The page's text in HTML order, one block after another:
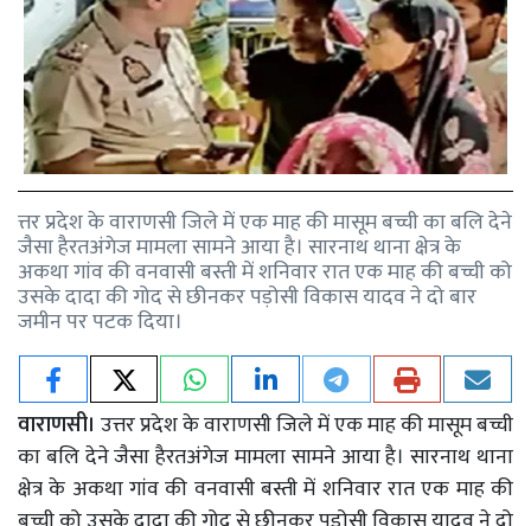
त्तर प्रदेश के वाराणसी जिले में एक माह की मासूम बच्ची का बलि देने
जैसा हैरतअंगेज मामला सामने आया है। सारनाथ थाना क्षेत्र के
अकथा गांव की वनवासी बस्ती में शनिवार रात एक माह की बच्ची को
उसके दादा की गोद से छीनकर पड़ोसी विकास यादव ने दो बार
जमीन पर पटक दिया।
वाराणसी। उत्तर प्रदेश के वाराणसी जिले में एक माह की मासूम बच्ची
का बलि देने जैसा हैरतअंगेज मामला सामने आया है। सारनाथ थाना
क्षेत्र के अकथा गांव की वनवासी बस्ती में शनिवार रात एक माह की